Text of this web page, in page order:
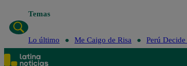
Temas
Lo último Me Caigo de Risa Perú